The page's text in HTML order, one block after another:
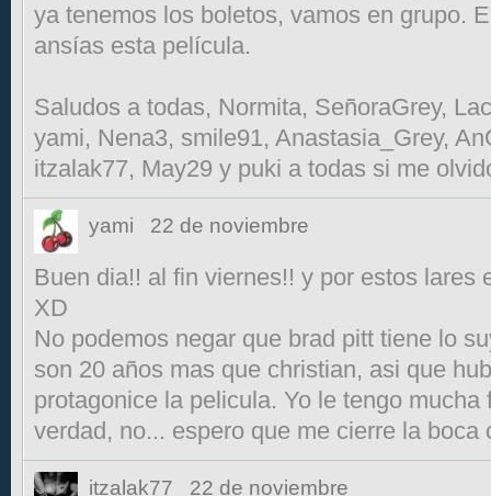
ya tenemos los boletos, vamos en grupo.
ansías esta película.
Saludos a todas, Normita, SeñoraGrey,
yami, Nena3, smile91, Anastasia_Grey,
itzalak77, May29 y puki a todas si me
yami 22 de noviembre
Buen dia!! al fin viernes!! y por estos lares
XD
No podemos negar que brad pitt tiene lo
son 20 años mas que christian, asi que
protagonice la pelicula. Yo le tengo
verdad, no... espero que me cierre la boca
itzalak77 22 de noviembre